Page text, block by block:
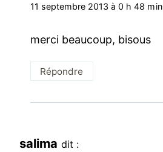
11 septembre 2013 à 0 h 48 min
merci beaucoup, bisous
Répondre
salima dit :